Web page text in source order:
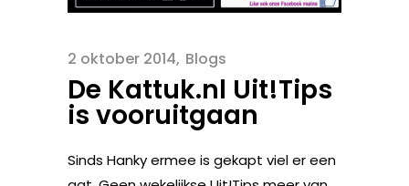
2 oktober 2014 Blogs
De Kattuk.nl Uit!Tips
is vooruitgaan
Sinds Hanky ermee is gekapt viel er een